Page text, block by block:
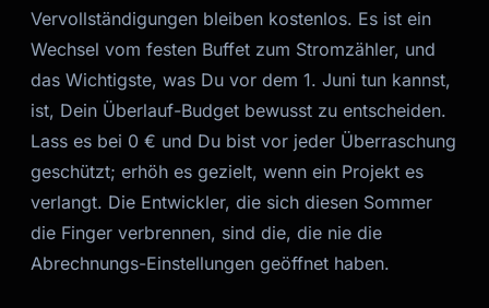
Vervollständigungen bleiben kostenlos. Es ist ein
Wechsel vom festen Buffet zum Stromzähler, und
das Wichtigste, was Du vor dem 1. Juni tun kannst,
ist, Dein Überlauf-Budget bewusst zu entscheiden.
Lass es bei 0 € und Du bist vor jeder Überraschung
geschützt; erhöh es gezielt, wenn ein Projekt es
verlangt. Die Entwickler, die sich diesen Sommer
die Finger verbrennen, sind die, die nie die
Abrechnungs-Einstellungen geöffnet haben.